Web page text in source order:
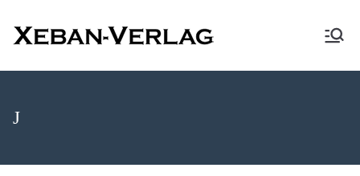
XEBAN-Verlag
J